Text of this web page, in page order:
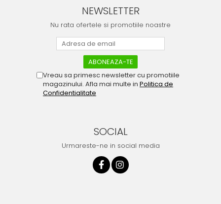
NEWSLETTER
Nu rata ofertele si promotiile noastre
Vreau sa primesc newsletter cu promotiile
magazinului. Afla mai multe in Politica de
Confidentialitate
SOCIAL
Urmareste-ne in social media